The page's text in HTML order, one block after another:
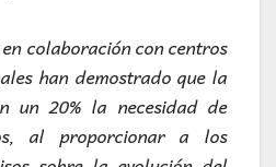
colaboración con centros
han demostrado que la
un 20% la necesidad de
al proporcionar a los